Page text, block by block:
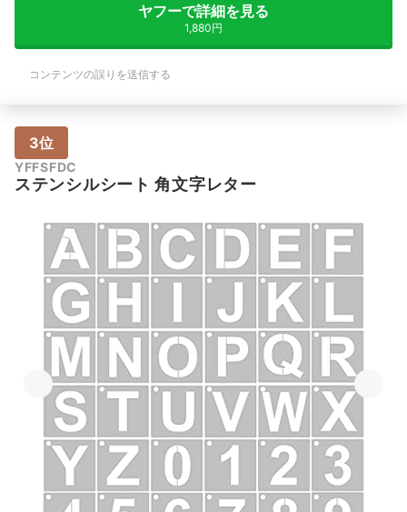
ヤフーで詳細を見る
1,880円
コンテンツの誤りを送信する
3位
YFFSFDC
ステンシルシート 角文字レター